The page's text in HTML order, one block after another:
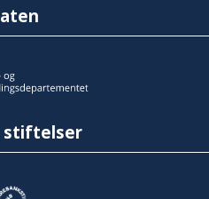
stiftelser